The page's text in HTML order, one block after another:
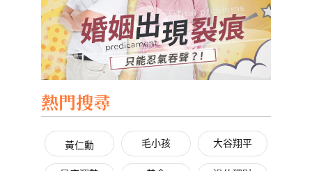
熱門搜尋
黃仁勳 毛小孩 大谷翔平